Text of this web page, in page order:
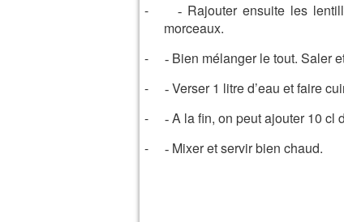
- -Rajouter ensuite les
morceaux.
- - Bien mélanger le tout. Saler
- - Verser 1 litre d’eau et faire
- - A la fin, on peut ajouter 10 cl
- - Mixer et servir bien chaud.